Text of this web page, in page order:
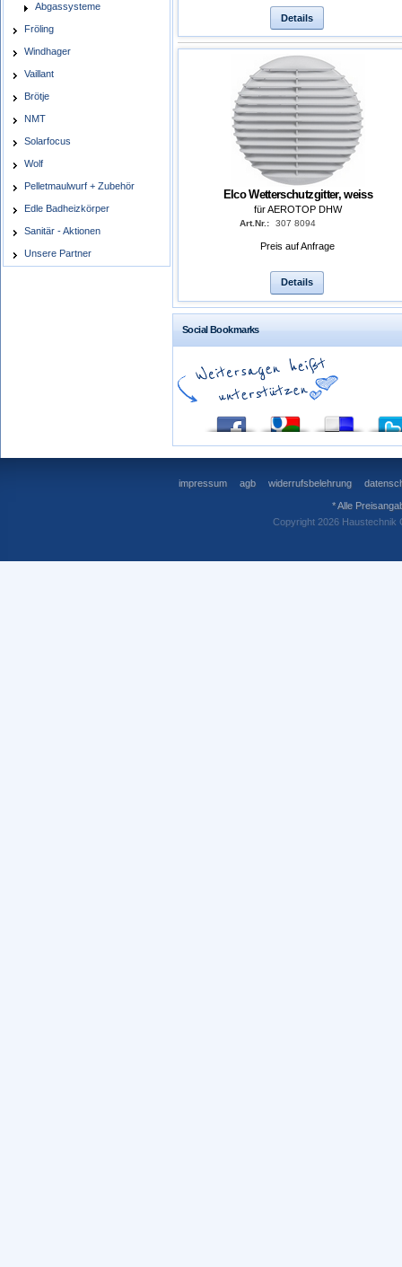
Abgassysteme
Fröling
Windhager
Vaillant
Brötje
NMT
Solarfocus
Wolf
Pelletmaulwurf + Zubehör
Edle Badheizkörper
Sanitär - Aktionen
Unsere Partner
Details
Elco Wetterschutzgitter, weiss
für AEROTOP DHW
Art.Nr.: 307 8094
Preis auf Anfrage
Details
Social Bookmarks
impressum agb widerrufsbelehrung
* Alle
Copyright 2026 Haustechnik